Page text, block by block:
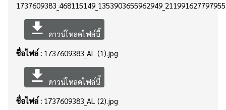
file_download ดาวน์โหลดไฟล์นี้
ชื่อไฟล์ : 1737609383_AL (1).jpg
file_download ดาวน์โหลดไฟล์นี้
ชื่อไฟล์ : 1737609383_AL (2).jpg